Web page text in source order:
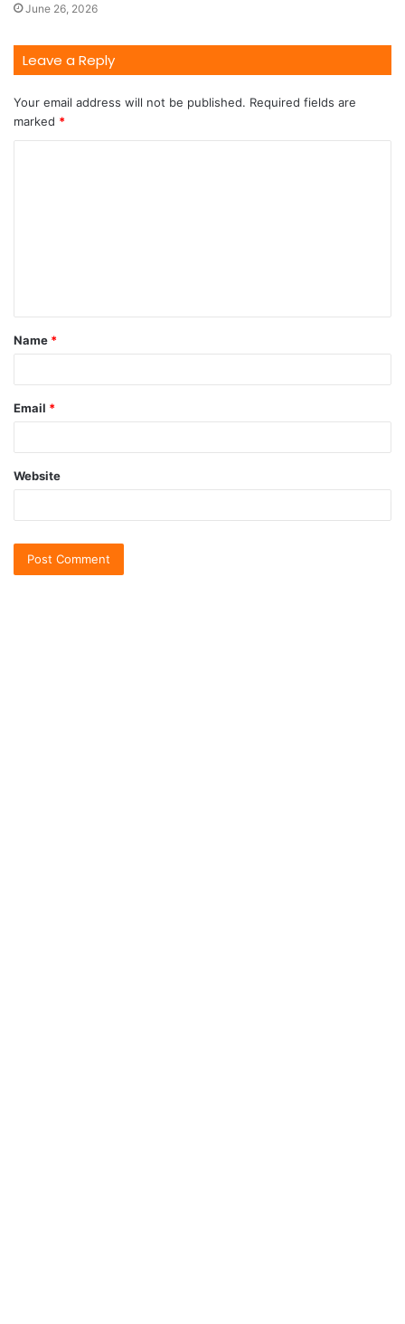
June 26, 2026
Leave a Reply
Your email address will not be published. Required fields are
marked *
Name *
Email *
Website